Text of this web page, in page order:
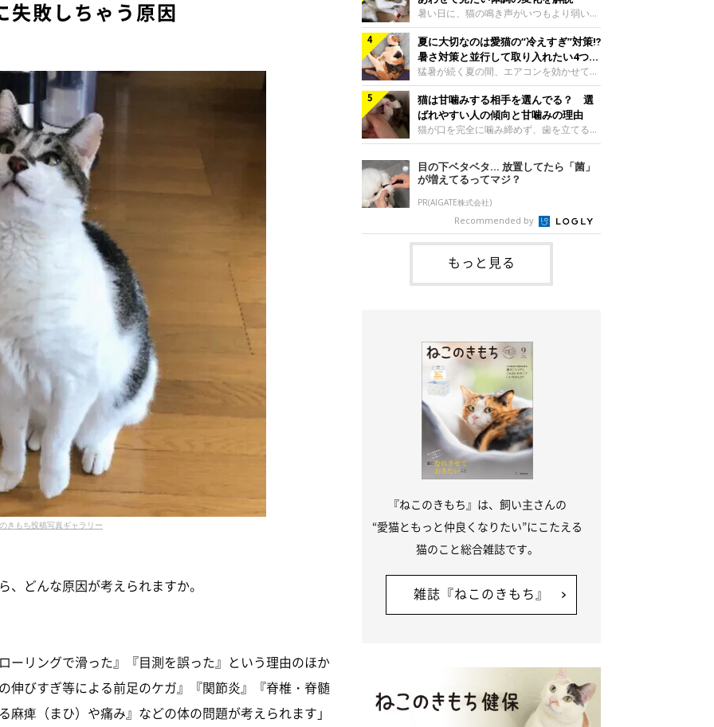
失敗しちゃう原因
きもち投稿写真ギャラリー
どんな原因が考えられますか。
ーリングで滑った』『目測を誤った』という理由のほか
伸びすぎ等による前足のケガ』『関節炎』『脊椎・脊髄
痺（まひ）や痛み』などの体の問題が考えられます」
先生に伺いました。 留守中は室温が急に
上がることがあるねこのきもち投稿写真ギ
ャラリー夏の日中は、エアコンが切れると
室温が急に上昇する場合があります。猫は
自分で涼しい場所を探すのが得意ですが、
部屋全体が暑くなれ
水方法を見直したり、フードから水分を摂
らせたりする方法があります。今回は獣医
師の重本仁先生に、猫に水分を摂らせるた
めにできるためできる工夫を教えていただ
きました。ボウルの高さを愛猫の好みにね
このきもち投稿写真ギャラリー水飲みボウ
ルの高さは、猫が飲むときに頭が胃より下
にならないように設定すると飲みやすいで
しょう。首を深く折り曲げずに済むため、
関節や食道への負
暑い日に、猫の鳴き声がいつもより弱い、
かすれる、しつこく鳴くなど、ふだんと違
って聞こえることがあります。 そんなと
き、あわせてどのような様子を確認したら
よいのでしょうか。暑い日に猫の鳴き方が
変わるときの見方や注意したい体調の変化
などについて、ねこのきもち獣医師相談室
の山口みき先生に伺いました。 鳴き方の
変化だけで判断せず、全身の様子も確認し
てねこのきもち投稿写真ギャラリー猫の鳴
ように見えることがあります。 ただ、鳴
き声だけで原因を決めるのは難しく、体調
や環境の変化を
夏に大切なのは愛猫の“冷えすぎ”対策⁉
暑さ対策と並行して取り入れたい4つの
工夫
猛暑が続く夏の間、エアコンを効かせて室
内を冷やしますよね。しかし、人にとって
は快適な温度でも、猫にとっては温度が低
すぎることも。暑さ対策と並行して、冷え
すぎ対策もしっかりと行うことが大切で
す。今回は獣医師の重本仁先生に、猫の冷
えすぎを防ぐ4つの対策を教えていただき
ました。（1） 冷房の効いていない部屋に
行き来できるようにするねこのきもち投稿
写真ギャラリー猫が寒いと感じたときに、
冷気から逃れる「逃げ場」を用意しておき
ましょう。冷房の効いていない部屋や廊下
へも自由に行き来できるように、ドアは猫
が通れる程度に
猫は甘噛みする相手を選んでる？ 選
ばれやすい人の傾向と甘噛みの理由
猫が口を完全に噛み締めず、歯を立てる程
度に噛む“甘噛み”。遊びやスキンシップの
ときに繰り出すことがありますが、同じ家
族でも噛まれる頻度に違いがあると感じる
ことも。ねこのきもちWEB MAGAZINEで
は、飼い主さんたちにアンケートを実施
し、愛猫が甘噛みする相手を選んでいると
感じる状況を教えてもらいました。また、
ねこのきもち獣医師相談室の原駿太朗先生
には、実際に猫は甘噛みする相手を選んで
いるのか、その真相をお聞きします。約6
割の飼い主さんが「甘噛みする相手を選ん
目の下ベタベタ… 放置してたら「菌」
が増えてるってマジ？
PR(AIGATE株式会社)
Recommended by
もっと見る
『ねこのきもち』は、飼い主さんの
“愛猫ともっと仲良くなりたい”にこたえる
猫のこと総合雑誌です。
雑誌『ねこのきもち』